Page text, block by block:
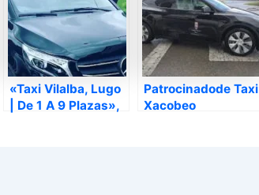
«Taxi Vilalba, Lugo
| De 1 A 9 Plazas»,
Patrocinadode Taxi
Xacobeo